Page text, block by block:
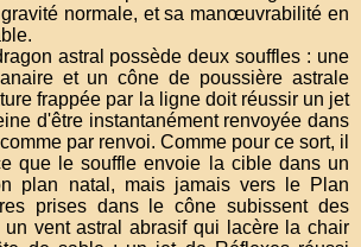
normale, et sa manœuvrabilité en
astral possède deux souffles : une
et un cône de poussière astrale
frappée par la ligne doit réussir un jet
d'être instantanément renvoyée dans
par renvoi. Comme pour ce sort, il
que le souffle envoie la cible dans un
plan natal, mais jamais vers le Plan
prises dans le cône subissent des
vent astral abrasif qui lacère la chair